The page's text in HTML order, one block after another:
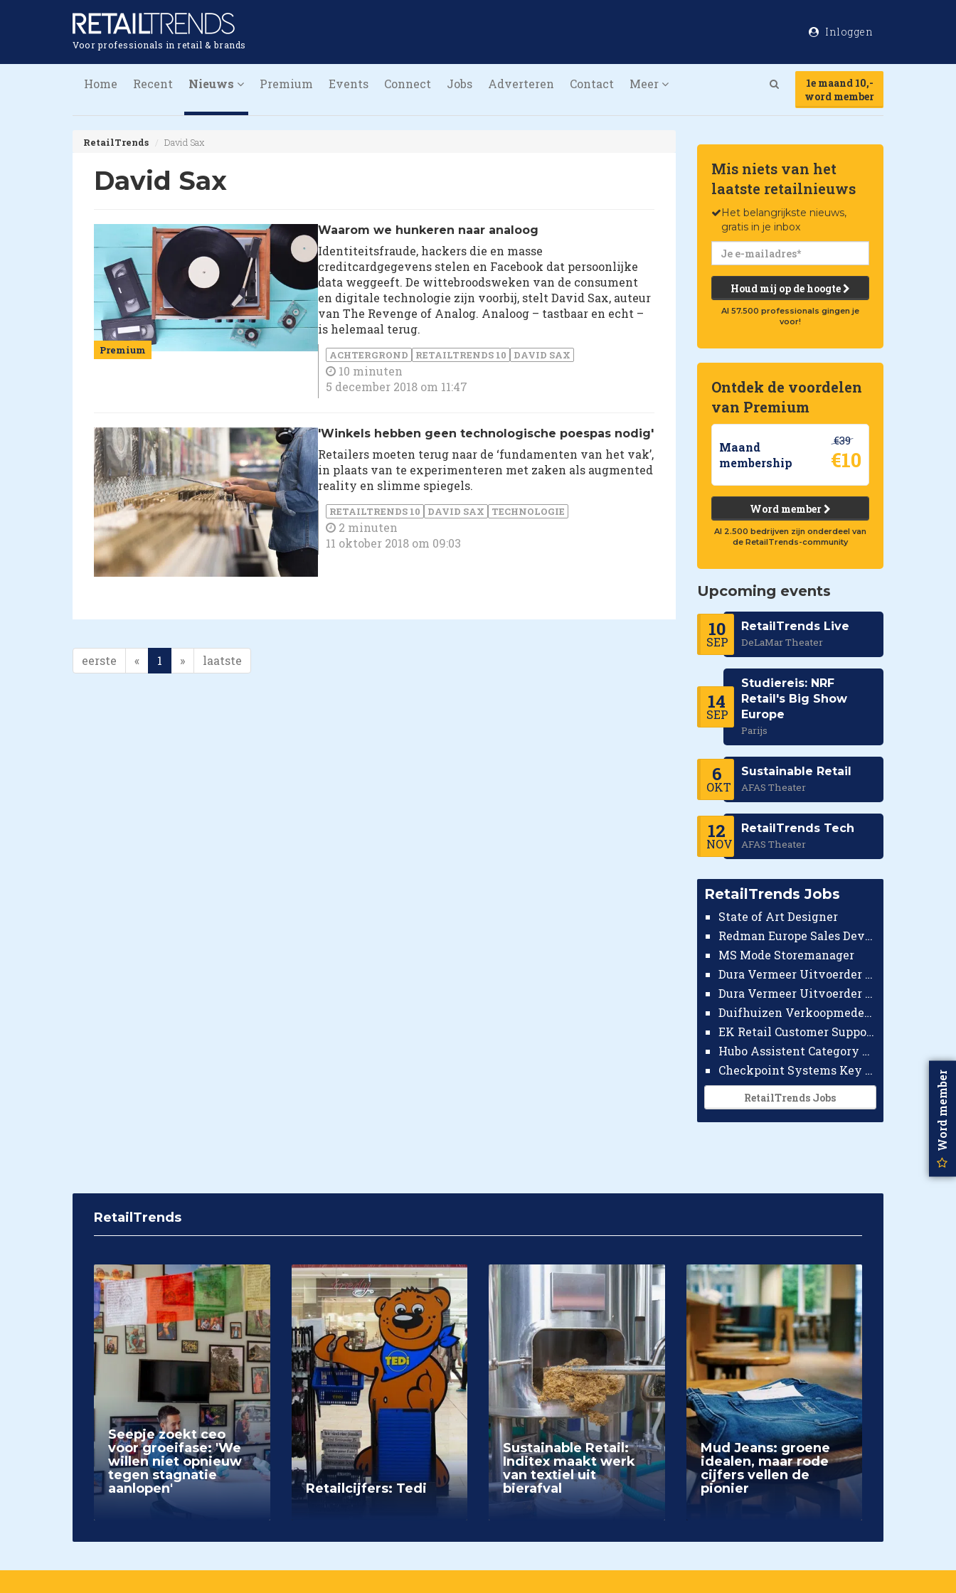
Voor professionals in retail & brands
Inloggen
Home Recent Nieuws Premium Events Connect Jobs Adverteren Contact Meer
1e maand 10,-
word member
RetailTrends David Sax
David Sax
Premium
Waarom we hunkeren naar analoog
Identiteitsfraude, hackers die en masse
creditcardgegevens stelen en Facebook dat persoonlijke
data weggeeft. De wittebroodsweken van de consument
en digitale technologie zijn voorbij, stelt David Sax, auteur
van The Revenge of Analog. Analoog – tastbaar en echt –
is helemaal terug.
ACHTERGROND RETAILTRENDS 10 DAVID SAX
10 minuten
5 december 2018 om 11:47
'Winkels hebben geen technologische poespas nodig'
Retailers moeten terug naar de ‘fundamenten van het vak’,
in plaats van te experimenteren met zaken als augmented
reality en slimme spiegels.
RETAILTRENDS 10 DAVID SAX TECHNOLOGIE
2 minuten
11 oktober 2018 om 09:03
eerste « 1 » laatste
Mis niets van het
laatste retailnieuws
Het belangrijkste nieuws,
gratis in je inbox
Houd mij op de hoogte
Al 57.500 professionals gingen je
voor!
Ontdek de voordelen
van Premium
Maand
membership
€39
€10
Word member
Al 2.500 bedrijven zijn onderdeel van
de RetailTrends-community
Upcoming events
10
SEP
RetailTrends Live
DeLaMar Theater
14
SEP
Studiereis: NRF
Retail's Big Show
Europe
Parijs
6
OKT
Sustainable Retail
AFAS Theater
12
NOV
RetailTrends Tech
AFAS Theater
RetailTrends Jobs
State of Art Designer
Redman Europe Sales Developer (Europe)
MS Mode Storemanager
Dura Vermeer Uitvoerder GWW Amsterdam
Dura Vermeer Uitvoerder Civiel Nijmegen
Duifhuizen Verkoopmedewerker Ridderkerk
EK Retail Customer Support Omnichannel
Hubo Assistent Category Manager
Checkpoint Systems Key Accountmanager Benelux
RetailTrends Jobs
RetailTrends
Seepje zoekt ceo
voor groeifase: 'We
willen niet opnieuw
tegen stagnatie
aanlopen'
Retailcijfers: Tedi
Sustainable Retail:
Inditex maakt werk
van textiel uit
bierafval
Mud Jeans: groene
idealen, maar rode
cijfers vellen de
pionier
Word member